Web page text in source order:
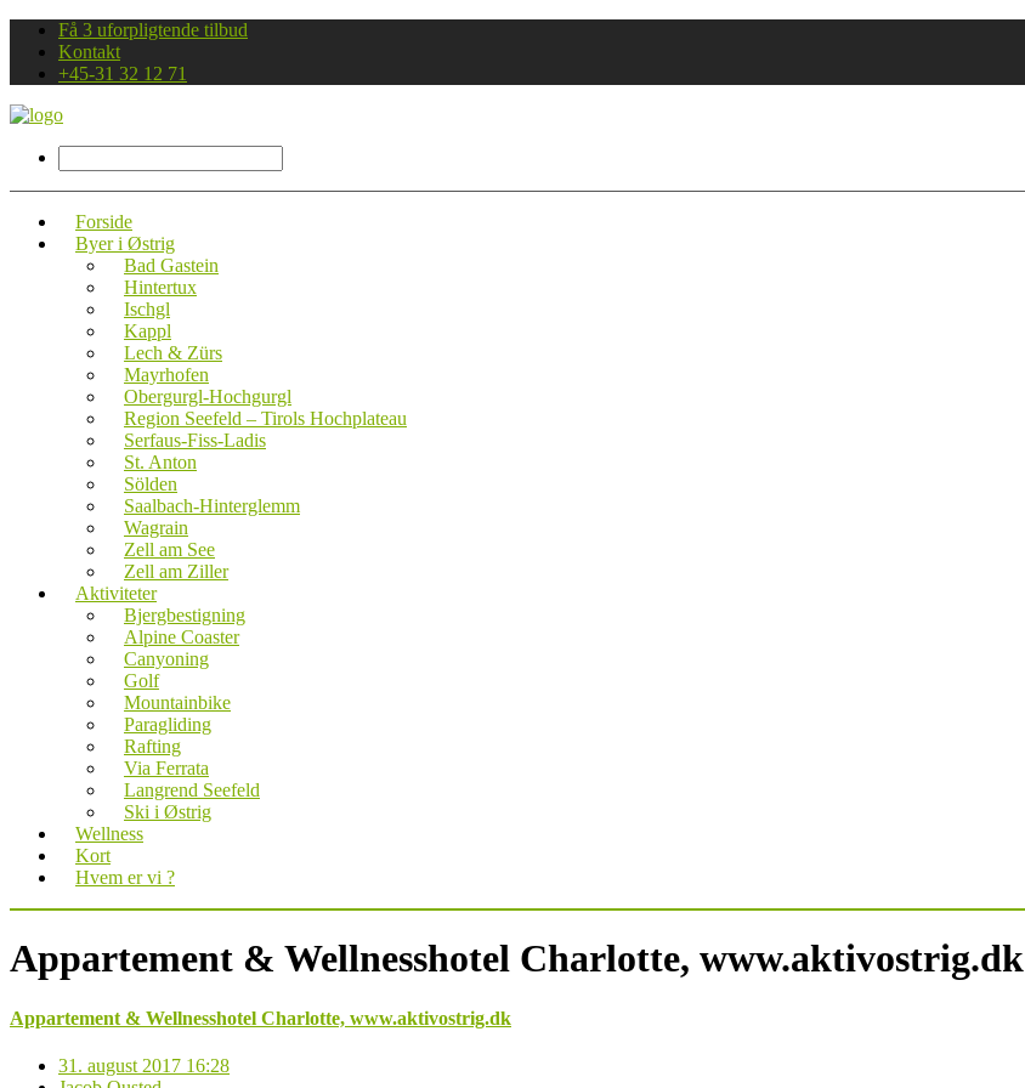
Få 3 uforpligtende tilbud
Kontakt
+45-31 32 12 71
Forside
Byer i Østrig
Bad Gastein
Hintertux
Ischgl
Kappl
Lech & Zürs
Mayrhofen
Obergurgl-Hochgurgl
Region Seefeld – Tirols Hochplateau
Serfaus-Fiss-Ladis
St. Anton
Sölden
Saalbach-Hinterglemm
Wagrain
Zell am See
Zell am Ziller
Aktiviteter
Bjergbestigning
Alpine Coaster
Canyoning
Golf
Mountainbike
Paragliding
Rafting
Via Ferrata
Langrend Seefeld
Ski i Østrig
Wellness
Kort
Hvem er vi ?
Appartement & Wellnesshotel Charlotte, www.aktivostrig.dk
Appartement & Wellnesshotel Charlotte, www.aktivostrig.dk
31. august 2017 16:28